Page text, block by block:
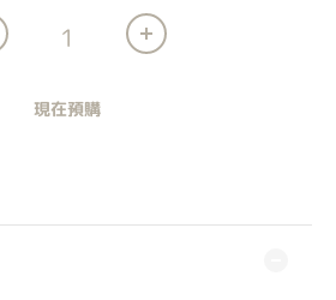
現在預購